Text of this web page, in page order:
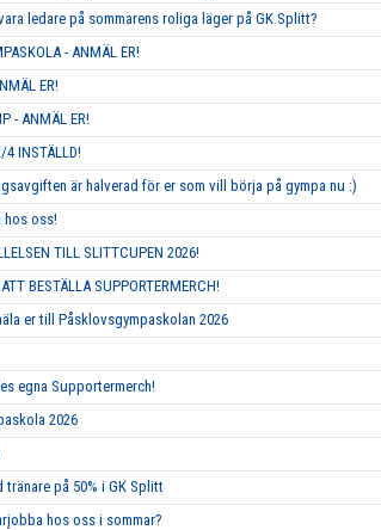
ledare på sommarens roliga läger på GK Splitt?
- ANMÄL ER!
ER!
- ANMÄL ER!
4 INSTÄLLD!
är halverad för er som vill börja på gympa nu :)
hos oss!
TILL SLITTCUPEN 2026!
BESTÄLLA SUPPORTERMERCH!
er till Påsklovsgympaskolan 2026
egna Supportermerch!
2026
tränare på 50% i GK Splitt
hos oss i sommar?